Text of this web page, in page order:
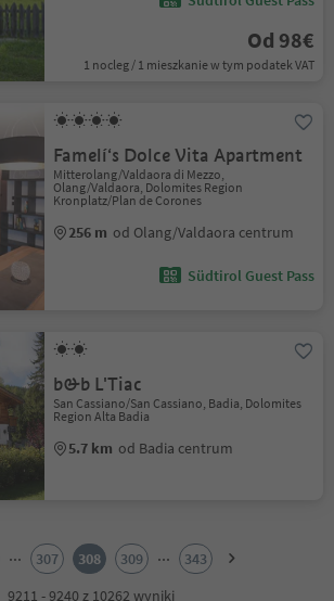
Od 98€
1 nocleg / 1 mieszkanie w tym podatek VAT
Famelí‘s Dolce Vita Apartment
Mitterolang/Valdaora di Mezzo,
Olang/Valdaora, Dolomites Region
Kronplatz/Plan de Corones
256 m od Olang/Valdaora centrum
Südtirol Guest Pass
b&b L'Tiac
San Cassiano/San Cassiano, Badia, Dolomites
Region Alta Badia
5.7 km od Badia centrum
... 307 308 309 ...
343
9211 - 9240 z 10262 wyniki